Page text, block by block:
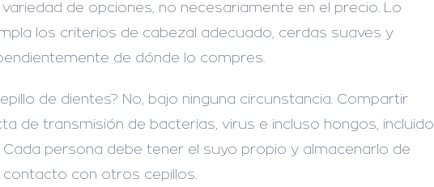
de opciones, no necesariamente en el precio. Lo
los criterios de cabezal adecuado, cerdas suaves y
de dónde lo compres.
de dientes? No, bajo ninguna circunstancia. Compartir
de transmisión de bacterias, virus e incluso hongos, incluido
Cada persona debe tener el suyo propio y almacenarlo de
con otros cepillos.